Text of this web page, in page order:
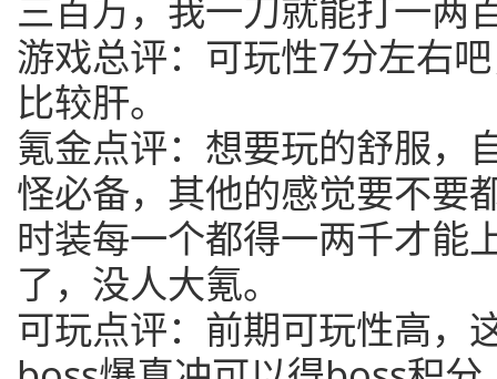
三百万，我一刀就能打一两
游戏总评：可玩性7分左右
比较肝。
氪金点评：想要玩的舒服，
怪必备，其他的感觉要不要
时装每一个都得一两千才能
了，没人大氪。
可玩点评：前期可玩性高，